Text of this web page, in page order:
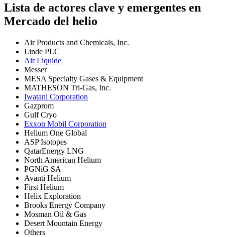
Lista de actores clave y emergentes en
Mercado del helio
Air Products and Chemicals, Inc.
Linde PLC
Air Liquide
Messer
MESA Specialty Gases & Equipment
MATHESON Tri-Gas, Inc.
Iwatani Corporation
Gazprom
Gulf Cryo
Exxon Mobil Corporation
Helium One Global
ASP Isotopes
QatarEnergy LNG
North American Helium
PGNiG SA
Avanti Helium
First Helium
Helix Exploration
Brooks Energy Company
Mosman Oil & Gas
Desert Mountain Energy
Others